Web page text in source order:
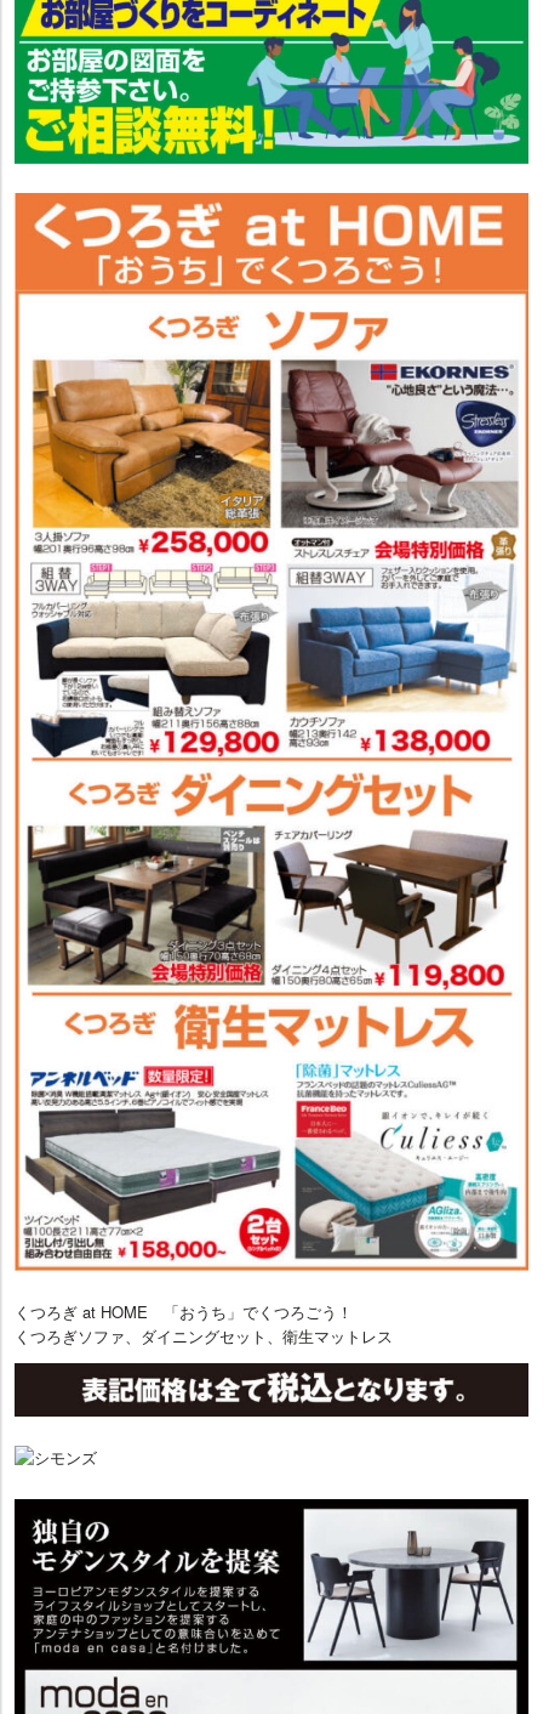
くつろぎ at HOME 「おうち」でくつろごう！
くつろぎソファ、ダイニングセット、衛生マットレス